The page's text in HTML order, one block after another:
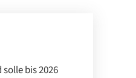
bis 2026